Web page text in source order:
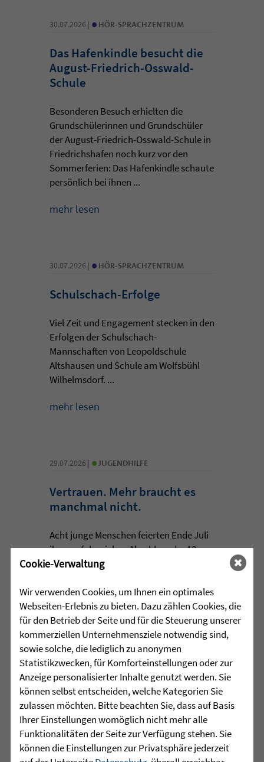
30.07.2026 | • HÖR-SPRACHZENTRUM
Das Hafenkindle besucht die
August-Friedrich-Osswald-
Schule
Besonderen Besuch erhielten die
Grundschülerinnen und Grundschüler
der August-Friedrich-Osswald-Schule in
Friedrichshafen noch kurz vor den
Sommerferien: Das Hafenkindle schaute
persönlich bei ihnen ...
mehr lesen
30.07.2026 | • HÖR-SPRACHZENTRUM
Schulschach-Erfolge
Viel Zeit und Engagement stecken in den
Erfolgen der Schulschach-
Mannschaften von Leopoldschule
Altshausen und Schule am Wolfsbühl
Wilhelmsdorf. ...
mehr lesen
29.07.2026 | • JUGENDHILFE
Vertrauen. Mehr braucht es
manchmal nicht.
Acht junge Menschen feierten Ende Juli
ihren erfolgreichen Abschluss der 10.
Klasse in der Jugendhilfeeinrichtung
mehr lesen
29.07.2026 | •HÖR-SPRACHZENTRUM
Projektwoche „Aus alt mach
neu“ und 25 Jahre
Sprachheilschule Biberach
Im Mai stand an der Sprachheilschule
Cookie-Verwaltung
Wir verwenden Cookies, um Ihnen ein optimales
Webseiten-Erlebnis zu bieten. Dazu zählen Cookies, die
für den Betrieb der Seite und für die Steuerung unserer
kommerziellen Unternehmensziele notwendig sind,
sowie solche, die lediglich zu anonymen
Statistikzwecken, für Komforteinstellungen oder zur
Anzeige personalisierter Inhalte genutzt werden. Sie
können selbst entscheiden, welche Kategorien Sie
zulassen möchten. Bitte beachten Sie, dass auf Basis
Ihrer Einstellungen womöglich nicht mehr alle
Funktionalitäten der Seite zur Verfügung stehen. Sie
können die Einstellungen zur Privatsphäre jederzeit